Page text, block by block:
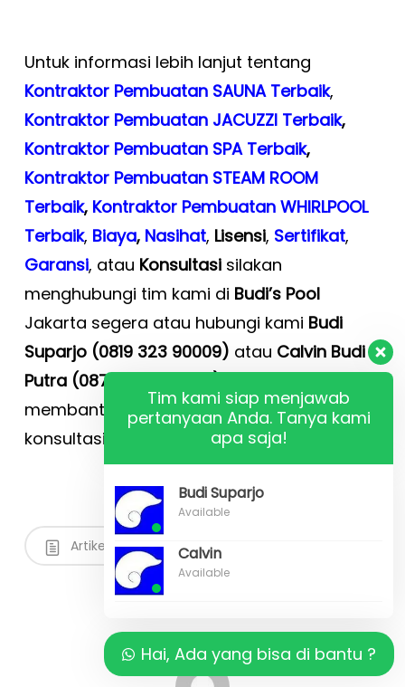
Untuk informasi lebih lanjut tentang
Kontraktor Pembuatan SAUNA Terbaik,
Kontraktor Pembuatan JACUZZI Terbaik,
Kontraktor Pembuatan SPA Terbaik,
Kontraktor Pembuatan STEAM ROOM
Terbaik, Kontraktor Pembuatan WHIRLPOOL
Terbaik, Biaya, Nasihat, Lisensi, Sertifikat,
Garansi, atau Konsultasisilakan
menghubungi tim kami di Budi’s Pool
Jakarta segera atau hubungi kami Budi
Suparjo (0819 323 90009) atau Calvin Budi
Putra (087 878 466 796)
membantu Anda membuat jadwal
konsultasi pembuatan kolam Renang Anda
Artikel No Comments
Tim kami siap menjawab
pertanyaan Anda. Tanya kami
apa saja!
Budi Suparjo
Available
Calvin
Available
Hai, Ada yang bisa di bantu ?